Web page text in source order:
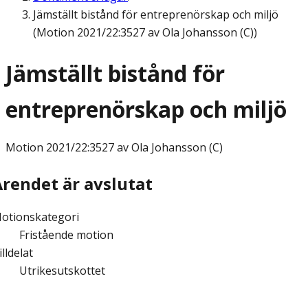
Jämställt bistånd för entreprenörskap och miljö
(Motion 2021/22:3527 av Ola Johansson (C))
Jämställt bistånd för
entreprenörskap och miljö
Motion 2021/22:3527 av Ola Johansson (C)
är avslutat
Fristående motion
Utrikesutskottet